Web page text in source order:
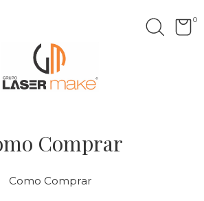
0
Comprar
Como Comprar